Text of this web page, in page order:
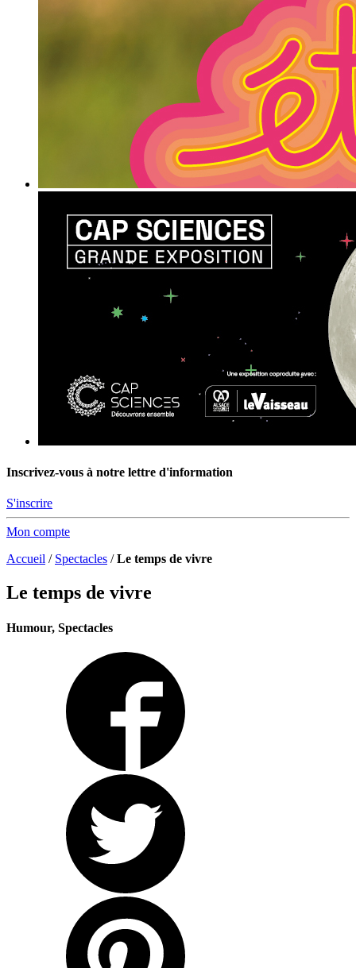
Inscrivez-vous à notre lettre d'information
S'inscrire
Mon compte
Accueil / Spectacles /Le temps de vivre
Le temps de vivre
Humour, Spectacles